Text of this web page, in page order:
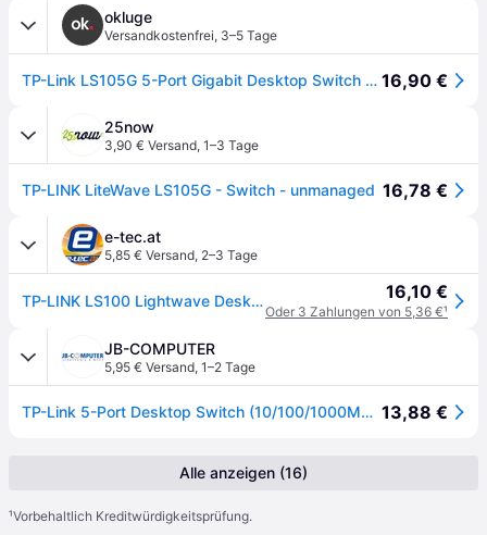
okluge
Versandkostenfrei, 3–5 Tage
TP-Link LS105G 5-Port Gigabit Desktop Switch Unmanaged LiteWave Metallgehäuse Blau 16,90 €
25now
3,90 € Versand, 1–3 Tage
TP-LINK LiteWave LS105G - Switch - unmanaged 16,78 €
e-tec.at
5,85 € Versand, 2–3 Tage
TP-LINK LS100 Lightwave Desktop Gigabit Switch, 5x RJ-45 16,10 €
Oder 3 Zahlungen von 5,36 €¹
JB-COMPUTER
5,95 € Versand, 1–2 Tage
TP-Link 5-Port Desktop Switch (10/100/1000Mbit/s) 13,88 €
Alle anzeigen (16)
¹Vorbehaltlich Kreditwürdigkeitsprüfung.